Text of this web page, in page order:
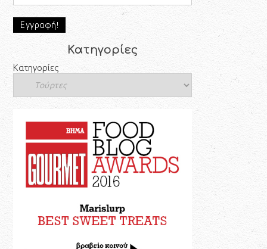
Κατηγορίες
Κατηγορίες